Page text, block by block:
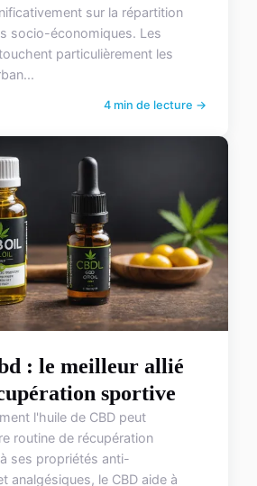
sur la répartition
socio-économiques. Les
particulièrement les
4 min de lecture →
: le meilleur allié
sportive
l'huile de CBD peut
routine de récupération
ses propriétés anti-
analgésiques, le CBD aide à